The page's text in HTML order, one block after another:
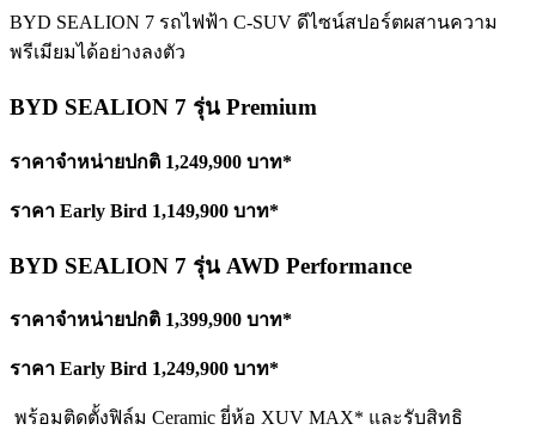
BYD SEALION 7 รถไฟฟ้า C-SUV ดีไซน์สปอร์ตผสานความ
พรีเมียมได้อย่างลงตัว
BYD SEALION 7 รุ่น Premium
ราคาจำหน่ายปกติ 1,249,900 บาท*
ราคา Early Bird 1,149,900 บาท*
BYD SEALION 7 รุ่น AWD Performance
ราคาจำหน่ายปกติ 1,399,900 บาท*
ราคา Early Bird 1,249,900 บาท*
พร้อมติดตั้งฟิล์ม Ceramic ยี่ห้อ XUV MAX* และรับสิทธิ